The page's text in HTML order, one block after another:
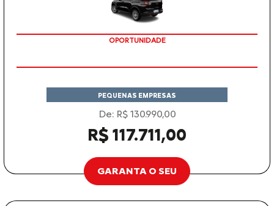
OPORTUNIDADE
PEQUENAS EMPRESAS
De: R$ 130.990,00
R$ 117.711,00
GARANTA O SEU